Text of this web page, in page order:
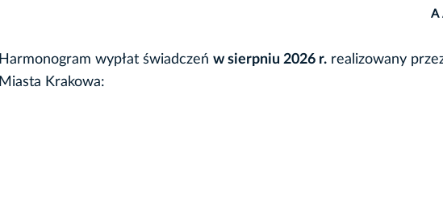
A
Harmonogram wypłat świadczeń w sierpniu 2026 r. realizowany
Miasta Krakowa: